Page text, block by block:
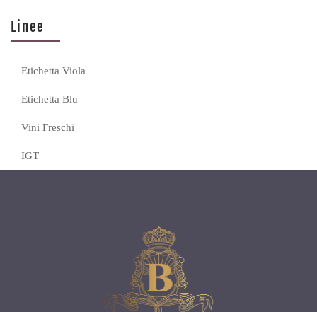
Linee
Etichetta Viola
Etichetta Blu
Vini Freschi
IGT